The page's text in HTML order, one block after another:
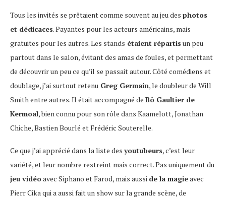
Tous les invités se prêtaient comme souvent au jeu des photos
et dédicaces. Payantes pour les acteurs américains, mais
gratuites pour les autres. Les stands étaient répartis un peu
partout dans le salon, évitant des amas de foules, et permettant
de découvrir un peu ce qu’il se passait autour. Côté comédiens et
doublage, j’ai surtout retenu Greg Germain, le doubleur de Will
Smith entre autres. Il était accompagné de Bô Gaultier de
Kermoal, bien connu pour son rôle dans Kaamelott, Jonathan
Chiche, Bastien Bourlé et Frédéric Souterelle.
Ce que j’ai apprécié dans la liste desyoutubeurs, c’est leur
variété, et leur nombre restreint mais correct. Pas uniquement du
jeu vidéoavec Siphano et Farod, mais aussi de la magieavec
Pierr Cika qui a aussi fait un show sur la grande scène, de